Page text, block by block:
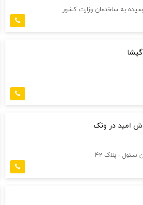
به ساختمان وزارت کشور
امید در ونک
- پلاک 42